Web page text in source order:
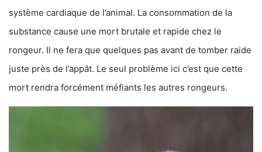
système cardiaque de l’animal. La consommation de la
substance cause une mort brutale et rapide chez le
rongeur. Il ne fera que quelques pas avant de tomber raide
juste près de l’appât. Le seul problème ici c’est que cette
mort rendra forcément méfiants les autres rongeurs.